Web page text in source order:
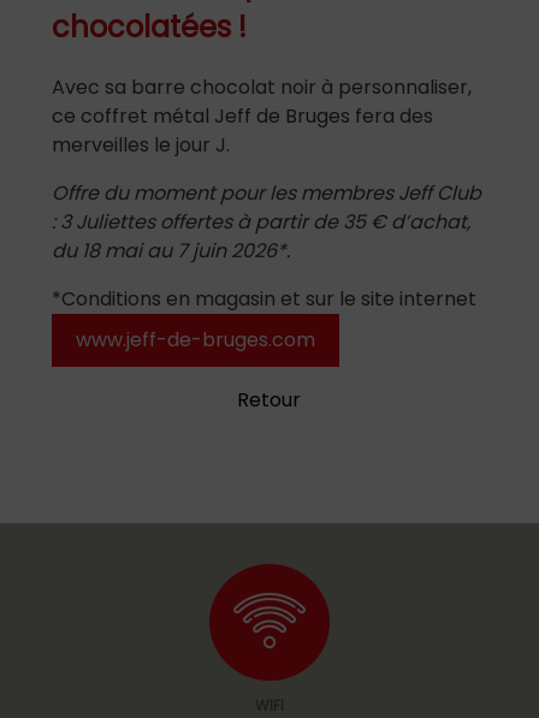
chocolatées !
Avec sa barre chocolat noir à personnaliser,
ce coffret métal Jeff de Bruges fera des
merveilles le jour J.
Offre du moment pour les membres Jeff Club
: 3 Juliettes offertes à partir de 35 € d’achat,
du 18 mai au 7 juin 2026*.
*Conditions en magasin et sur le site internet
www.jeff-de-bruges.com
Retour